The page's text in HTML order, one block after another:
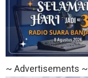
~ Advertisements ~